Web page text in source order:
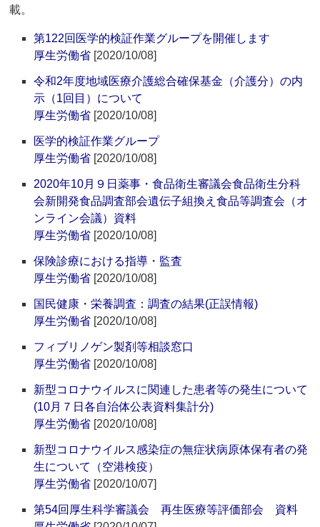
載。
第122回医学的検証作業グループを開催します
厚生労働省 [2020/10/08]
令和2年度地域医療介護総合確保基金（介護分）の内
示（1回目）について
厚生労働省 [2020/10/08]
医学的検証作業グループ
厚生労働省 [2020/10/08]
2020年10月９日薬事・食品衛生審議会食品衛生分科
会新開発食品調査部会遺伝子組換え食品等調査会（オ
ンライン会議）資料
厚生労働省 [2020/10/08]
保険診療における指導・監査
厚生労働省 [2020/10/08]
国民健康・栄養調査：調査の結果(正誤情報)
厚生労働省 [2020/10/08]
フィブリノゲン製剤等相談窓口
厚生労働省 [2020/10/08]
新型コロナウイルスに関連した患者等の発生について
(10月７日各自治体公表資料集計分)
厚生労働省 [2020/10/08]
新型コロナウイルス感染症の無症状病原体保有者の発
生について（空港検疫）
厚生労働省 [2020/10/07]
第54回厚生科学審議会 再生医療等評価部会 資料